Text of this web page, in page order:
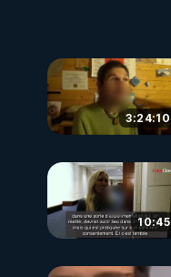
3:24:10
10:45